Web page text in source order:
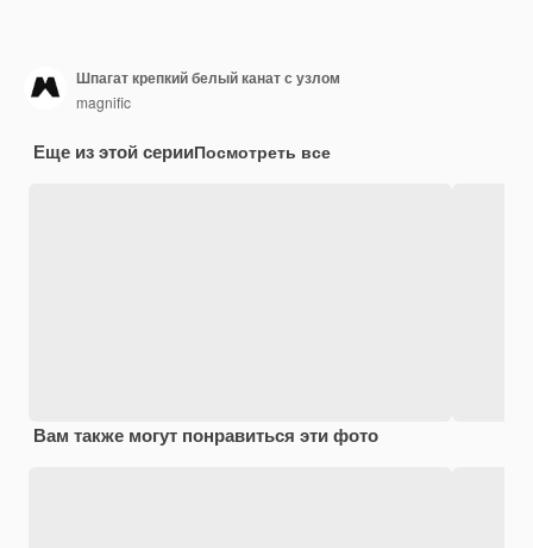
Шпагат крепкий белый канат с узлом
magnific
Еще из этой серииПосмотреть все
Вам также могут понравиться эти фото